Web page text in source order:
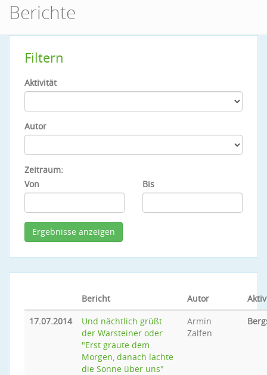
Berichte
Filtern
Aktivität
Autor
Zeitraum:
Von
Bis
Bericht Autor
17.07.2014
Und nächtlich grüßt
der Warsteiner oder
"Erst graute dem
Morgen, danach lachte
die Sonne über uns"
Armin
Zalfen